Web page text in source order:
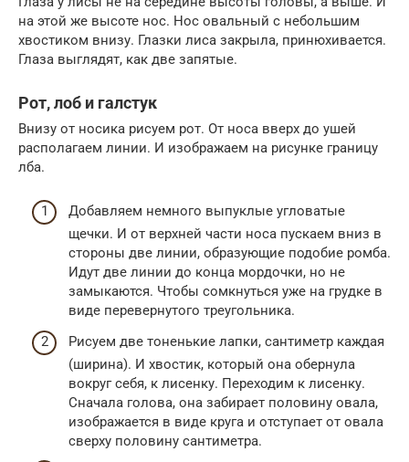
на этой же высоте нос. Нос овальный с небольшим
хвостиком внизу. Глазки лиса закрыла, принюхивается.
Глаза выглядят, как две запятые.
Рот, лоб и галстук
Внизу от носика рисуем рот. От носа вверх до ушей
располагаем линии. И изображаем на рисунке границу
лба.
Добавляем немного выпуклые угловатые
щечки. И от верхней части носа пускаем вниз в
стороны две линии, образующие подобие ромба.
Идут две линии до конца мордочки, но не
замыкаются. Чтобы сомкнуться уже на грудке в
виде перевернутого треугольника.
Рисуем две тоненькие лапки, сантиметр каждая
(ширина). И хвостик, который она обернула
вокруг себя, к лисенку. Переходим к лисенку.
Сначала голова, она забирает половину овала,
изображается в виде круга и отступает от овала
сверху половину сантиметра.